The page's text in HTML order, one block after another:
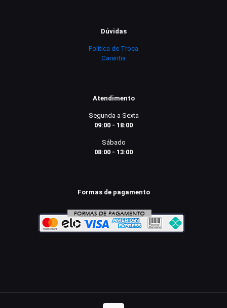
Dúvidas
Política de Troca
Garantia
Atendimento
Segunda a Sexta
09:00 - 18:00
Sábado
08:00 - 13:00
Formas de pagamento